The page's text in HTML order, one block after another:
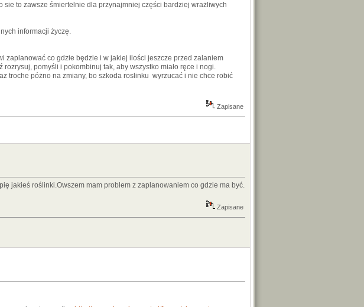
sie to zawsze śmiertelnie dla przynajmniej części bardziej wrażliwych
informacji życzę.
zaplanować co gdzie będzie i w jakiej ilości jeszcze przed zalaniem
pomyśli i pokombinuj tak, aby wszystko miało ręce i nogi.
troche póżno na zmiany, bo szkoda roslinku wyrzucać i nie chce robić
Zapisane
jakieś roślinki.Owszem mam problem z zaplanowaniem co gdzie ma być.
Zapisane